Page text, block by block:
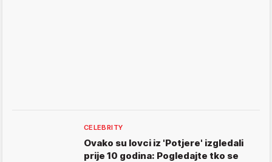
CELEBRITY
Ovako su lovci iz 'Potjere' izgledali
prije 10 godina: Pogledajte tko se